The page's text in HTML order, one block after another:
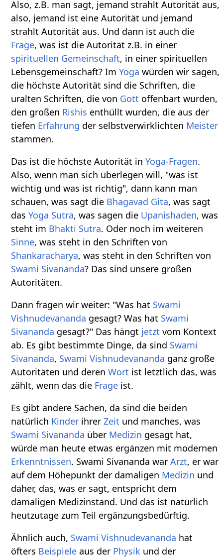
Also, z.B. man sagt, jemand strahlt Autorität aus,
also, jemand ist eine Autorität und jemand
strahlt Autorität aus. Und dann ist auch die
Frage, was ist die Autorität z.B. in einer
spirituellen Gemeinschaft, in einer spirituellen
Lebensgemeinschaft? ImYoga würden wir sagen,
die höchste Autorität sind die Schriften, die
uralten Schriften, die von Gott offenbart wurden,
den großen Rishis enthüllt wurden, die aus der
tiefen Erfahrung der selbstverwirklichten Meister
stammen.
Das ist die höchste Autorität inYoga-Fragen.
Also, wenn man sich überlegen will, "was ist
wichtig und was ist richtig", dann kann man
schauen, was sagt die Bhagavad Gita, was sagt
dasYoga Sutra, was sagen die Upanishaden, was
steht im Bhakti Sutra. Oder noch im weiteren
Sinne, was steht in den Schriften von
Shankaracharya, was steht in den Schriften von
Swami Sivananda? Das sind unsere großen
Autoritäten.
Dann fragen wir weiter: "Was hat Swami
Vishnudevananda gesagt? Was hat Swami
Sivananda gesagt?" Das hängt jetzt vom Kontext
ab. Es gibt bestimmte Dinge, da sind Swami
Sivananda, Swami Vishnudevananda ganz große
Autoritäten und derenWort ist letztlich das, was
zählt, wenn das die Frage ist.
Es gibt andere Sachen, da sind die beiden
natürlich Kinder ihrerZeit und manches, was
Swami Sivananda über Medizin gesagt hat,
würde man heute etwas ergänzen mit modernen
Erkenntnissen. Swami Sivananda warArzt, er war
auf dem Höhepunkt der damaligen Medizin und
daher, das, was er sagt, entspricht dem
damaligen Medizinstand. Und das ist natürlich
heutzutage zum Teil ergänzungsbedürftig.
Ähnlich auch, Swami Vishnudevananda hat
öfters Beispiele aus der Physik und der